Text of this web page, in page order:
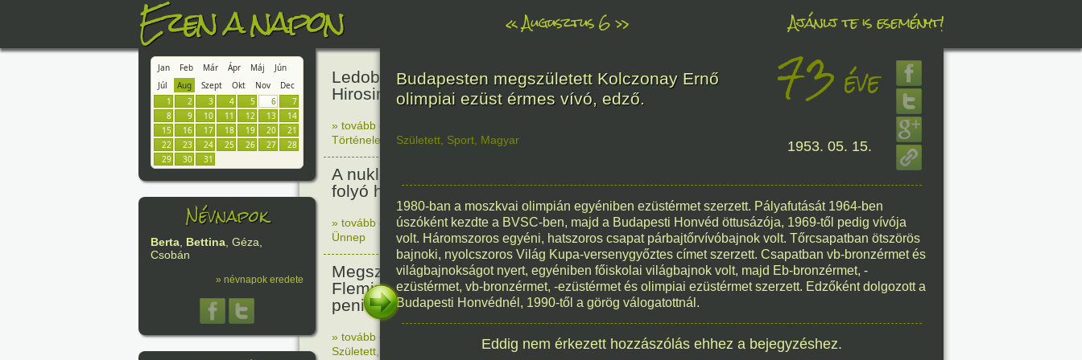
Ezen a napon «Augusztus 6» Ajánlj te is eseményt!
Jan Feb Már Ápr Máj
Jún
Júl
Aug Szept Okt Nov
Dec
1
2 3 4 5 6
7
8
9 10 11 12 13
14
15
16 17 18 19 20
21
22
23 24 25 26 27
28
29
30 31
Névnapok
Berta, Bettina, Géza,
Csobán
» névnapok eredete
Ledobták az első atombombát
Hirosimára.
81éve
» tovább olvasom
Történelem
A nukleáris fegyverek betiltásáért
folyó harc világnapja
48éve
» tovább olvasom|Nincs hozzászólás, szólj hozzá!
Ünnep
1978. 08. 06.
Megszületett Sir Alexander
Fleming, Nobel-díjas angol orvos, a
penicillin felfedezője.
145éve
» tovább olvasom
1 hozzászólás, szólj Te is hozzá!
Született
1881. 08. 06.
Budapesten megszületett Kolczonay Ernő
olimpiai ezüst érmes vívó, edző.
73 éve
Született Sport Magyar 1953. 05. 15.
1980-ban a moszkvai olimpián egyéniben ezüstérmet szerzett. Pályafutását 1964-ben
úszóként kezdte a BVSC-ben, majd a Budapesti Honvéd öttusázója, 1969-től pedig vívója
volt. Háromszoros egyéni, hatszoros csapat párbajtőrvívóbajnok volt. Tőrcsapatban ötszörös
bajnoki, nyolcszoros Világ Kupa-versenygyőztes címet szerzett. Csapatban vb-bronzérmet és
világbajnokságot nyert, egyéniben főiskolai világbajnok volt, majd Eb-bronzérmet, -
ezüstérmet, vb-bronzérmet, -ezüstérmet és olimpiai ezüstérmet szerzett. Edzőként dolgozott a
Budapesti Honvédnél, 1990-től a görög válogatottnál.
Eddig nem érkezett hozzászólás ehhez a bejegyzéshez.